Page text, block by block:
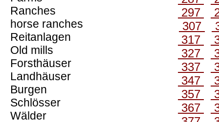
Ranches
horse ranches
Reitanlagen
Old mills
Forsthäuser
Landhäuser
Burgen
Schlösser
Wälder
297
307
317
327
337
347
357
367